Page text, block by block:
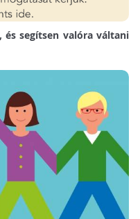
segítsen valóra váltani